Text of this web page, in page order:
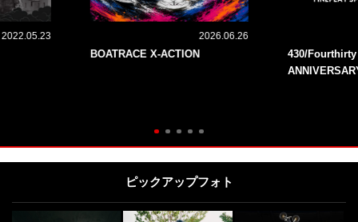
2022.05.23 2026.06.26
BOATRACE X-ACTION
430/
ピックアップフォト